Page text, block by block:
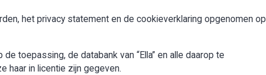
het privacy statement en de cookieverklaring opgenomen op
toepassing, de databank van “Ella” en alle daarop te
haar in licentie zijn gegeven.